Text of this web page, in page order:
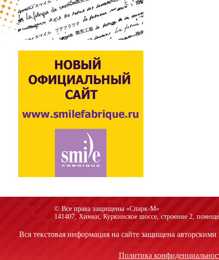
© Все права защищены «Спарк-M»
141407, Химки, Куркинское шоссе, строение 2,
Вся текстовая информация на сайте защищена
Политика